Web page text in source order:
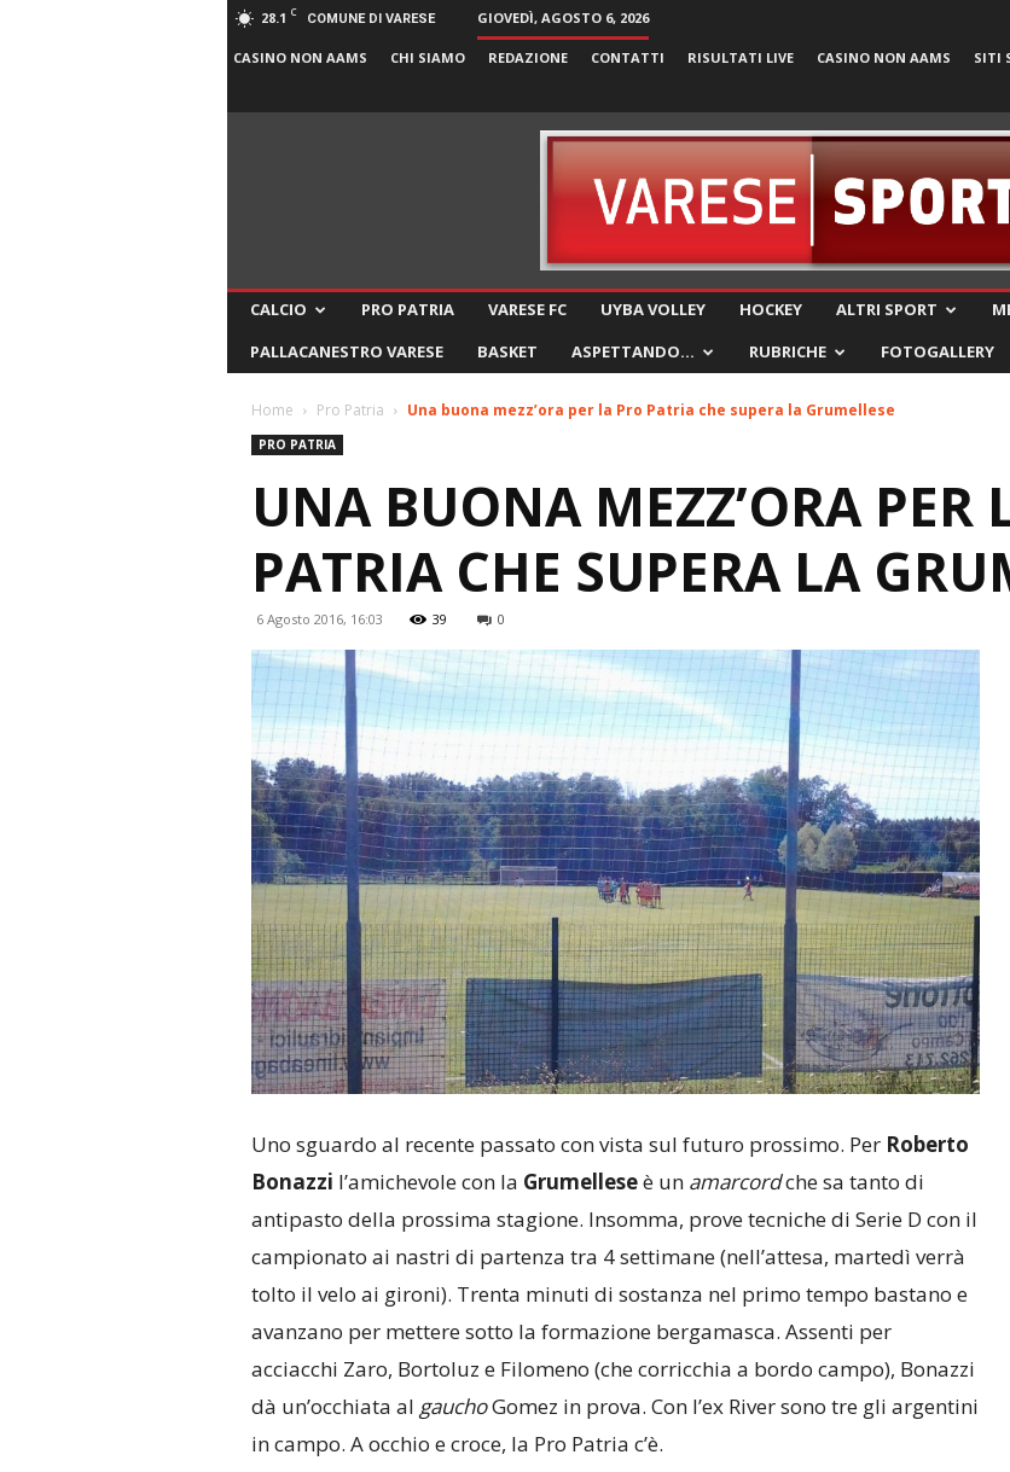
28.1 C COMUNE DI VARESE GIOVEDÌ, AGOSTO 6, 2026
CASINO NON AAMS CHI SIAMO REDAZIONE CONTATTI RISULTATI LIVE CASINO NON AAMS SITI
CALCIO PRO PATRIA VARESE FC UYBA VOLLEY HOCKEY ALTRI SPORT
PALLACANESTRO VARESE
BASKET ASPETTANDO… RUBRICHE FOTOGALLERY
Home Pro Patria Una buona mezz’ora per la Pro Patria che supera la Grumellese
PRO PATRIA
UNA BUONA MEZZ’ORA PER
PATRIA CHE SUPERA LA
6 Agosto 2016, 16:03 39 0
Uno sguardo al recente passato con vista sul futuro prossimo. Per Roberto
Bonazzi l’amichevole con la Grumelleseè un amarcordche sa tanto di
antipasto della prossima stagione. Insomma, prove tecniche di Serie D con il
campionato ai nastri di partenza tra 4 settimane (nell’attesa, martedì verrà
tolto il velo ai gironi). Trenta minuti di sostanza nel primo tempo bastano e
avanzano per mettere sotto la formazione bergamasca. Assenti per
acciacchi Zaro, Bortoluz e Filomeno (che corricchia a bordo campo), Bonazzi
dà un’occhiata al gauchoGomez in prova. Con l’ex River sono tre gli argentini
in campo. A occhio e croce, la Pro Patria c’è.